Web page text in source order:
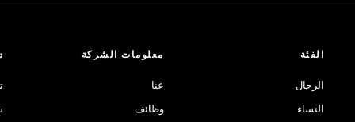
الفئة
الرجال
النساء
معلومات الشركة
عنا
وظائف